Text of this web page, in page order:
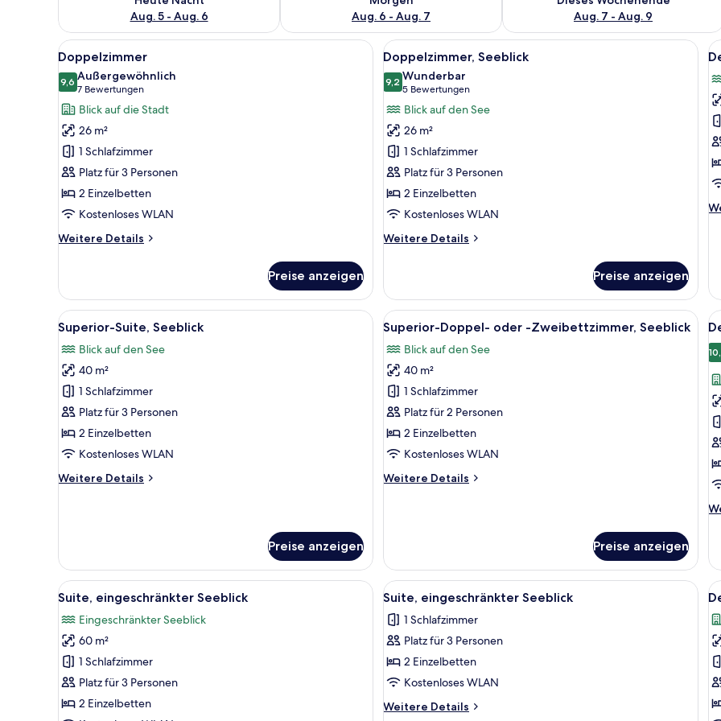
Aug. 5 - Aug. 6
Aug. 6 - Aug. 7
Aug. 7 - Aug. 9
Alle
Fotos
für
Doppelzimmer
anzeigen
Ein Hotelzimmer mit einem Bett, einem Schreibtisch, einem Stuhl und einem großen Fenster mit Vorhängen.
4
Doppelzimmer
9,69,6 von 10
Außergewöhnlich
7 Bewertungen
(7
Bewertungen)
Blick auf die Stadt
26 m²
1 Schlafzimmer
Platz für 3 Personen
2 Einzelbetten
Kostenloses WLAN
Weitere Details
Weitere
Preise anzeigen
Alle
Fotos
für
Doppelzimmer,
Seeblick
anzeigen
Ein Hotelzimmer mit Bett,
3
Doppelzimmer, Seeblick
9,29,2 von 10
Wunderbar
5 Bewertungen
(5
Bewertungen)
Blick auf den See
26 m²
1 Schlafzimmer
Platz für 3 Personen
2 Einzelbetten
Kostenloses WLAN
Weitere Details
Weitere
Seeblick
Preise anzeigen
Alle
Fotos
für
Superior-
Suite,
Seeblick
anzeigen
Ein Hotelzimmer mit einem großen Bett, einem Schreibtisch, einem Sessel und einem Sofa.
5
Superior-Suite, Seeblick
Blick auf den See
40 m²
1 Schlafzimmer
Platz für 3 Personen
2 Einzelbetten
Kostenloses WLAN
Weitere Details
Weitere
Preise anzeigen
Alle
Fotos
für
Superior-
Doppel-
oder
-
Zweibettzimmer,
anzeigen
Ein Hotelzimmer mit einem großen
6
Superior-Doppel- oder -Zweibettzimmer, Seeblick
Blick auf den See
40 m²
1 Schlafzimmer
Platz für 2 Personen
2 Einzelbetten
Kostenloses WLAN
Weitere Details
Weitere
-
Zweibettzimmer,
Seeblick
Preise anzeigen
Alle
Fotos
für
Suite,
eingeschränkter
Seeblick
anzeigen
Ein Hotelzimmer mit einer Couch, einem Esstisch, Stühlen, einem Bett, einem Fernseher und einer Lampe.
5
Suite, eingeschränkter Seeblick
Eingeschränkter Seeblick
60 m²
1 Schlafzimmer
Platz für 3 Personen
2 Einzelbetten
Alle
Fotos
für
Suite,
eingeschränkter
Seeblick
anzeigen
Ein Schlafzimmer mit einem Bett,
5
Suite, eingeschränkter Seeblick
1 Schlafzimmer
Platz für 3 Personen
2 Einzelbetten
Kostenloses WLAN
Weitere Details
Weitere